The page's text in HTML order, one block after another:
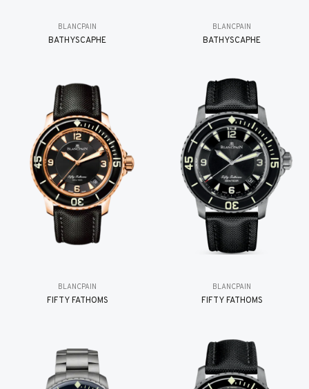
BLANCPAIN
BATHYSCAPHE
BLANCPAIN
BATHYSCAPHE
BLANCPAIN
FIFTY FATHOMS
BLANCPAIN
FIFTY FATHOMS